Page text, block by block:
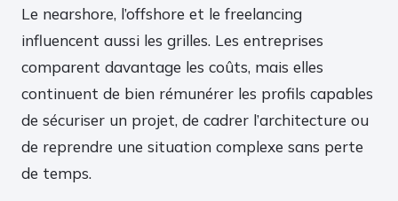
Le nearshore, l’offshore et le freelancing
influencent aussi les grilles. Les entreprises
comparent davantage les coûts, mais elles
continuent de bien rémunérer les profils capables
de sécuriser un projet, de cadrer l’architecture ou
de reprendre une situation complexe sans perte
de temps.